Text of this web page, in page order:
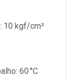
10 kgf/cm²
60 °C